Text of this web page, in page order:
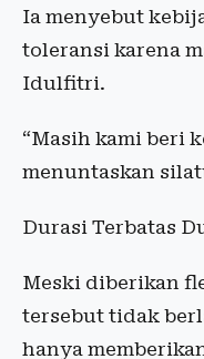
Ia menyebut
toleransi karena
Idulfitri.
“Masih kami beri
menuntaskan
Durasi Terbatas
Meski diberikan
tersebut tidak
hanya